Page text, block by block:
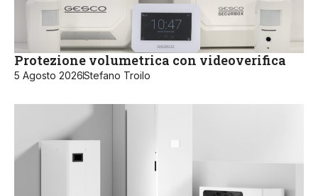
Protezione volumetrica con videoverifica
5 Agosto 2026Stefano Troilo